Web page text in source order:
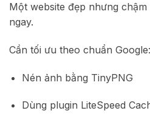
Một website đẹp nhưng
ngay.
Cần tối ưu theo chuẩn Google:
Nén ảnh bằng TinyPNG
Dùng plugin LiteSpeed